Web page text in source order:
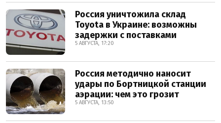
Россия уничтожила склад
Toyota в Украине: возможны
задержки с поставками
5 АВГУСТА, 17:20
Россия методично наносит
удары по Бортницкой станции
аэрации: чем это грозит
5 АВГУСТА, 13:50